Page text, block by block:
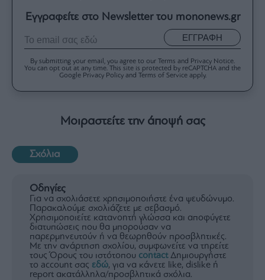
Εγγραφείτε στο Newsletter του mononews.gr
ΕΓΓΡΑΦΗ
By submitting your email, you agree to our Terms and Privacy Notice.
You can opt out at any time. This site is protected by reCAPTCHA and the
Google Privacy Policy and Terms of Service apply.
Μοιραστείτε την άποψή σας
Σχόλια
Οδηγίες
Για να σχολιάσετε χρησιμοποιήστε ένα ψευδώνυμο.
Παρακαλούμε σχολιάζετε με σεβασμό.
Χρησιμοποιείτε κατανοητή γλώσσα και αποφύγετε
διατυπώσεις που θα μπορούσαν να
παρερμηνευτούν ή να θεωρηθούν προσβλητικές.
Με την ανάρτηση σχολίου, συμφωνείτε να τηρείτε
τους Όρους του ιστότοπου contactΔημιουργήστε
το account σας εδώ, για να κάνετε like, dislike ή
report ακατάλληλα/προσβλητικά σχόλια.